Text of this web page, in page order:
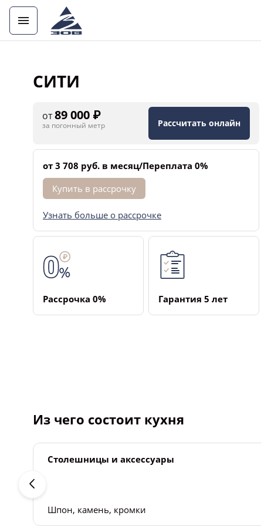
СИТИ
от89 000 ₽
за погонный метр Рассчитать онлайн
от 3 708 руб. в месяц/Переплата 0%
Купить в рассрочку
Узнать больше о рассрочке
Рассрочка ­0% Гарантия ­5 лет
Из чего состоит кухня
Столешницы и аксессуары
Шпон, камень, кромки